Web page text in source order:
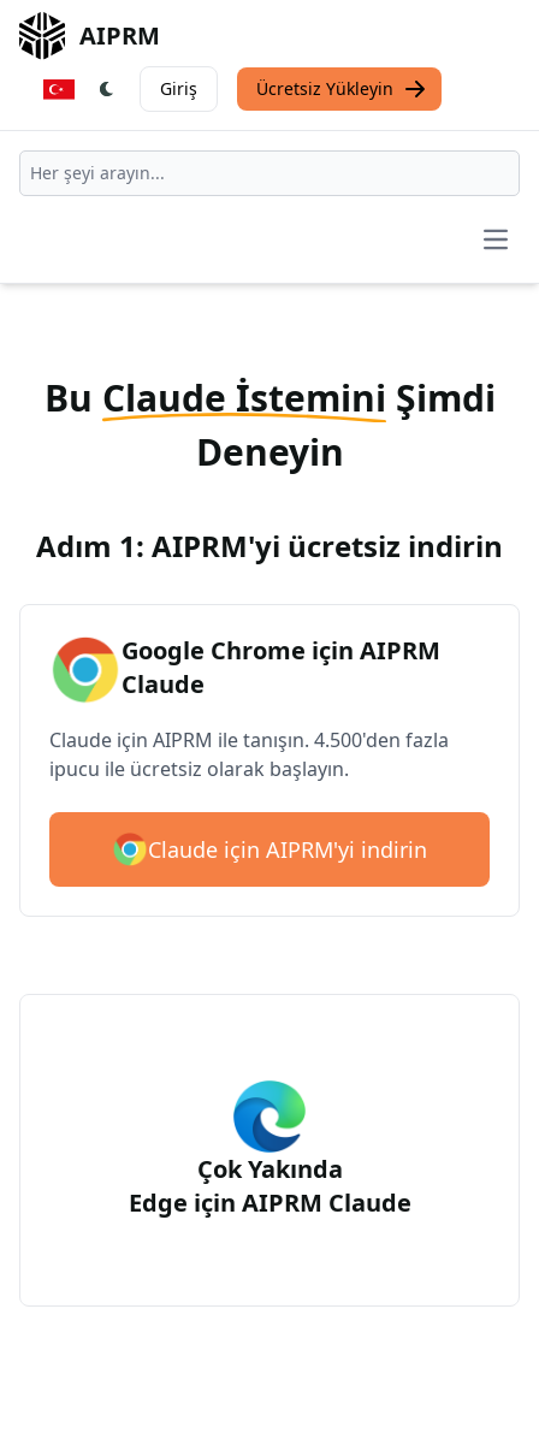
AIPRM
Giriş Ücretsiz Yükleyin
Bu Claude İstemini Şimdi
Deneyin
Adım 1: AIPRM'yi ücretsiz indirin
Google Chrome için AIPRM
Claude
Claude için AIPRM ile tanışın. 4.500'den fazla
ipucu ile ücretsiz olarak başlayın.
Claude için AIPRM'yi indirin
Çok Yakında
Edge için AIPRM Claude